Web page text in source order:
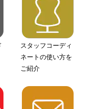
スタッフコーディ
ネートの使い方を
ご紹介